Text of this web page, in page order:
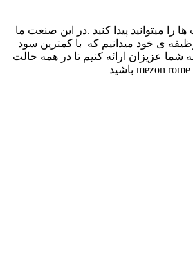
را میتوانید پیدا کنید .در این صنعت ما
ی خود میدانیم که با کمترین سود
شما عزیزان ارائه کنیم تا در همه حالت